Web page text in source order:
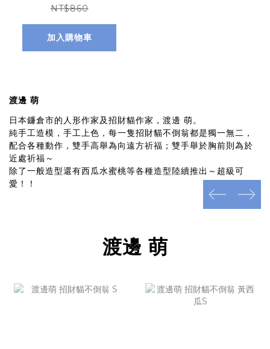
NT$860
加入購物車
渡邊 萌
日本鐮倉市的人形作家及招財貓作家，渡邊 萌。
純手工造模，手工上色，每一隻招財貓不倒翁都是獨一無二，
配合各種動作，雙手高舉為向遠方祈福；雙手舉於胸前則為於
近處祈福～
除了一般造型還有西瓜水蜜桃等各種造型陸續推出～超級可
愛！！
prev next
渡邊 萌